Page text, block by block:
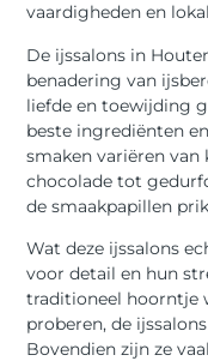
vaardigheden en
De ijssalons in
benadering van
liefde en toewijding
beste ingrediënten
smaken variëren van
chocolade tot
de smaakpapillen
Wat deze ijssalons
voor detail en hun
traditioneel hoorntje
proberen, de
Bovendien zijn ze